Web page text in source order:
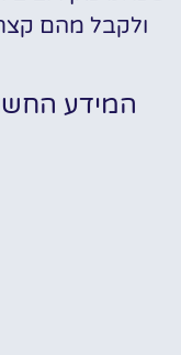
ולקבל מהם
המידע